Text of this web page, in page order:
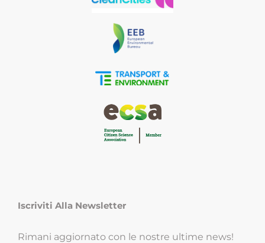
Iscriviti Alla Newsletter
Rimani aggiornato con le nostre ultime news!